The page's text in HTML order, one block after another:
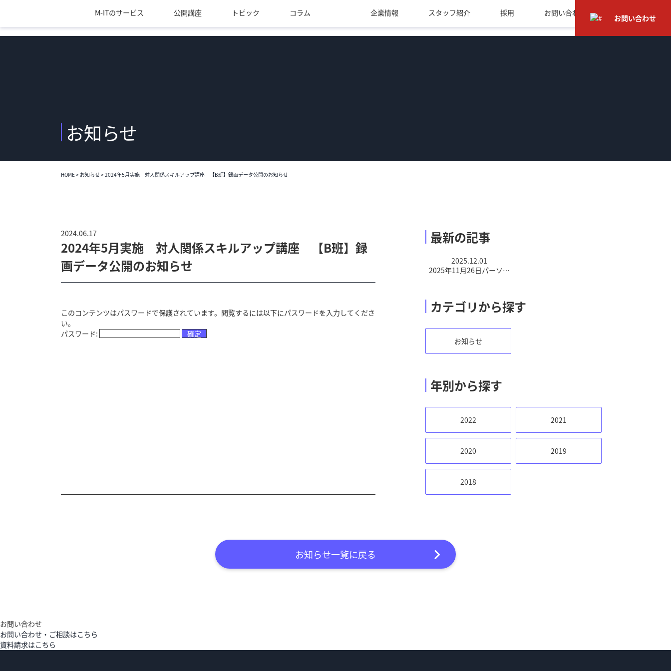
M-ITのサービス 公開講座 トピック コラム 企業情報 スタッフ紹介 採用 お問い合わせ
お問い合わせ
お知らせ
HOME> お知らせ>2024年5月実施 対人関係スキルアップ講座 【B班】録画データ公開のお知らせ
2024.06.17
2024年5月実施 対人関係スキルアップ講座 【B班】録
画データ公開のお知らせ
このコンテンツはパスワードで保護されています。閲覧するには以下にパスワードを入力してくださ
い。
パスワード:
最新の記事
2025.12.01
2025年11月26日パーソナ
知らせ
カテゴリから探す
お知らせ
年別から探す
2022 2021
2020 2019
2018
お知らせ一覧に戻る
お問い合わせ
お問い合わせ・ご相談はこちら
資料請求はこちら